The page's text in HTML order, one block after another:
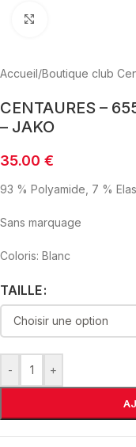
Accueil/Boutique club
CENTAURES –
– JAKO
35.00 €
93 % Polyamide, 7 %
Sans marquage
Coloris: Blanc
TAILLE
- +